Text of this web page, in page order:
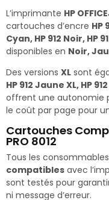
L’imprimante HP
cartouches d’encre HP
Cyan, HP 912 Noir, HP
disponibles en Noir,
Des versions XL sont
HP 912 Jaune XL, HP
offrent une autonomie
le coût par page pour
Cartouches
PRO 8012
Tous les
compatibles avec
sont testés pour
ni message d’erreur.